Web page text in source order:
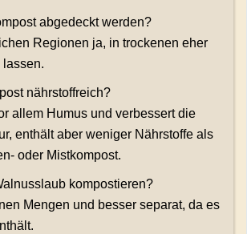
abgedeckt werden?
Regionen ja, in trockenen eher
lassen.
nährstoffreich?
allem Humus und verbessert die
enthält aber weniger Nährstoffe als
oder Mistkompost.
kompostieren?
Mengen und besser separat, da es